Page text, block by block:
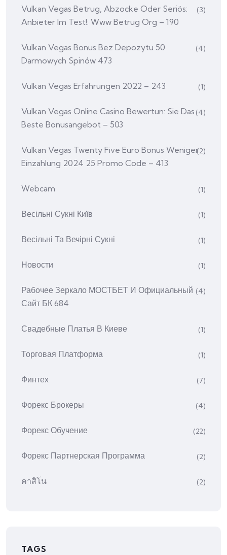
Vulkan Vegas Betrug, Abzocke Oder Seriös:
Anbieter Im Test!: Www Betrug Org – 190
(3)
Vulkan Vegas Bonus Bez Depozytu 50
Darmowych Spinów 473
(4)
Vulkan Vegas Erfahrungen 2022 – 243 (1)
Vulkan Vegas Online Casino Bewertun: Sie Das
Beste Bonusangebot – 503
(4)
Vulkan Vegas Twenty Five Euro Bonus Weniger
Einzahlung 2024 25 Promo Code – 413
(2)
Webcam (1)
Весільні Сукні Київ (1)
Весільні Та Вечірні Сукні (1)
Новости (1)
Рабочее Зеркало МОСТБЕТ И Официальный
Сайт БК 684
(4)
Свадебные Платья В Киеве (1)
Торговая Платформа (1)
Финтех (7)
Форекс Брокеры (4)
Форекс Обучение (22)
Форекс Партнерская Программа (2)
คาสิโน (2)
TAGS